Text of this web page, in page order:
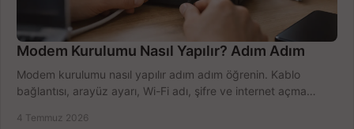
Modem Kurulumu Nasıl Yapılır? Adım Adım
Modem kurulumu nasıl yapılır adım adım öğrenin. Kablo
bağlantısı, arayüz ayarı, Wi-Fi adı, şifre ve internet açma
4 Temmuz 2026